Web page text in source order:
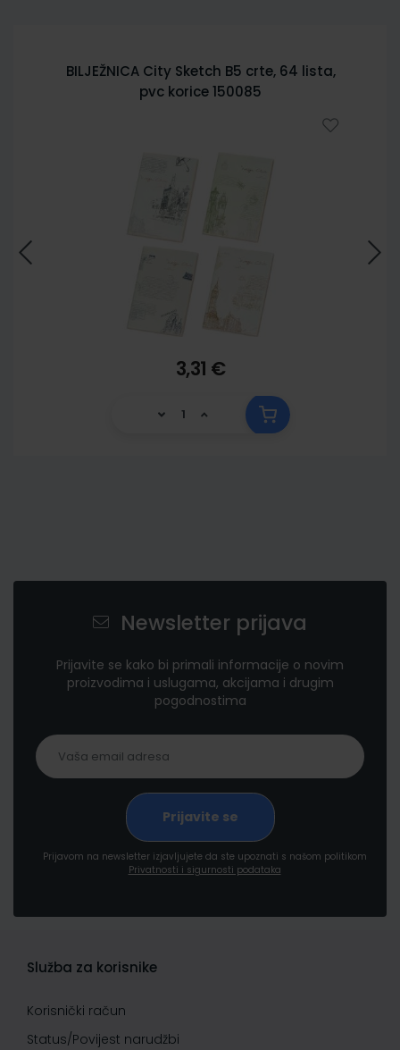
BILJEŽNICA City Sketch B5 crte, 64 lista,
pvc korice 150085
3,31 €
Newsletter prijava
Prijavite se kako bi primali informacije o novim
proizvodima i uslugama, akcijama i drugim
pogodnostima
Prijavom na newsletter izjavljujete da ste upoznati s našom politikom
Privatnosti i sigurnosti podataka
Služba za korisnike
Korisnički račun
Status/Povijest narudžbi